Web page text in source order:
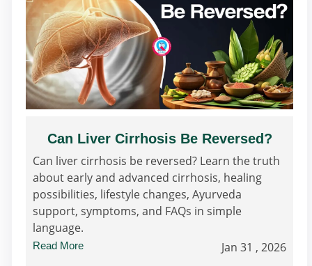
Can Liver Cirrhosis Be Reversed?
Can liver cirrhosis be reversed? Learn the truth
about early and advanced cirrhosis, healing
possibilities, lifestyle changes, Ayurveda
support, symptoms, and FAQs in simple
language.
Read More Jan 31 , 2026